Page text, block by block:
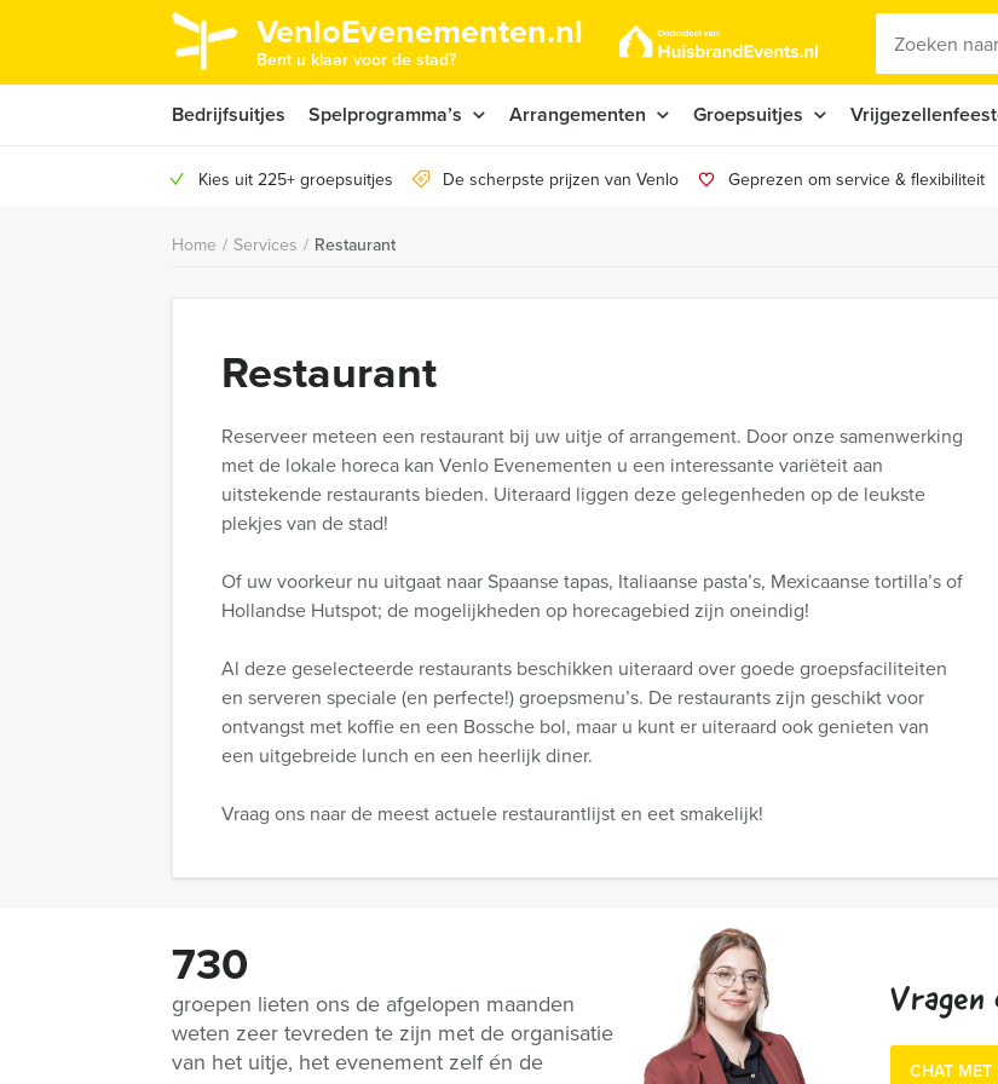
VenloEvenementen.nl
Bent u klaar voor de stad?
Bedrijfsuitjes Spelprogramma’s Arrangementen Groepsuitjes
Kies uit 225+ groepsuitjes De scherpste prijzen van Venlo Geprezen om service & flexibiliteit
Home / Services / Restaurant
Restaurant
Reserveer meteen een restaurant bij uw uitje of arrangement. Door onze samenwerking
met de lokale horeca kan Venlo Evenementen u een interessante variëteit aan
uitstekende restaurants bieden. Uiteraard liggen deze gelegenheden op de leukste
plekjes van de stad!
Of uw voorkeur nu uitgaat naar Spaanse tapas, Italiaanse pasta’s, Mexicaanse tortilla’s of
Hollandse Hutspot; de mogelijkheden op horecagebied zijn oneindig!
Al deze geselecteerde restaurants beschikken uiteraard over goede groepsfaciliteiten
en serveren speciale (en perfecte!) groepsmenu’s. De restaurants zijn geschikt voor
ontvangst met koffie en een Bossche bol, maar u kunt er uiteraard ook genieten van
een uitgebreide lunch en een heerlijk diner.
Vraag ons naar de meest actuele restaurantlijst en eet smakelijk!
730
groepen lieten ons de afgelopen maanden
weten zeer tevreden te zijn met de organisatie
van het uitje, het evenement zelf én de
Vragen
CHAT